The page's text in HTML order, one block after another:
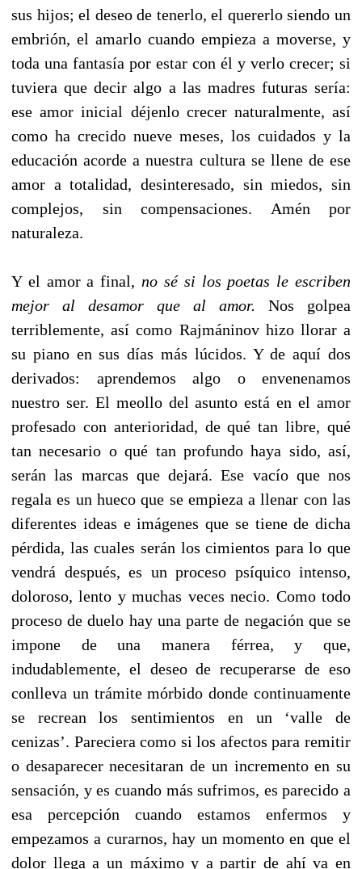
sus hijos; el deseo de tenerlo, el quererlo siendo un
embrión, el amarlo cuando empieza a moverse, y
toda una fantasía por estar con él y verlo crecer; si
tuviera que decir algo a las madres futuras sería:
ese amor inicial déjenlo crecer naturalmente, así
como ha crecido nueve meses, los cuidados y la
educación acorde a nuestra cultura se llene de ese
amor a totalidad, desinteresado, sin miedos, sin
complejos, sin compensaciones. Amén por
naturaleza.
Y el amor a final, no sé si los poetas le escriben
mejor al desamor que al amor. Nos golpea
terriblemente, así como Rajmáninov hizo llorar a
su piano en sus días más lúcidos. Y de aquí dos
derivados: aprendemos algo o envenenamos
nuestro ser. El meollo del asunto está en el amor
profesado con anterioridad, de qué tan libre, qué
tan necesario o qué tan profundo haya sido, así,
serán las marcas que dejará. Ese vacío que nos
regala es un hueco que se empieza a llenar con las
diferentes ideas e imágenes que se tiene de dicha
pérdida, las cuales serán los cimientos para lo que
vendrá después, es un proceso psíquico intenso,
doloroso, lento y muchas veces necio. Como todo
proceso de duelo hay una parte de negación que se
impone de una manera férrea, y que,
indudablemente, el deseo de recuperarse de eso
conlleva un trámite mórbido donde continuamente
se recrean los sentimientos en un ‘valle de
cenizas’. Pareciera como si los afectos para remitir
o desaparecer necesitaran de un incremento en su
sensación, y es cuando más sufrimos, es parecido a
esa percepción cuando estamos enfermos y
empezamos a curarnos, hay un momento en que el
dolor llega a un máximo y a partir de ahí va en